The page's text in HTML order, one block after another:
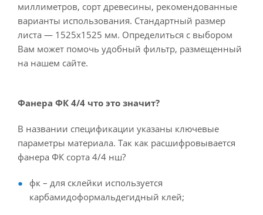
миллиметров, сорт древесины, рекомендованные
варианты использования. Стандартный размер
листа — 1525x1525 мм. Определиться с выбором
Вам может помочь удобный фильтр, размещенный
на нашем сайте.
Фанера ФК 4/4 что это значит?
В названии спецификации указаны ключевые
параметры материала. Так как расшифровывается
фанера ФК сорта 4/4 нш?
фк – для склейки используется
карбамидоформальдегидный клей;